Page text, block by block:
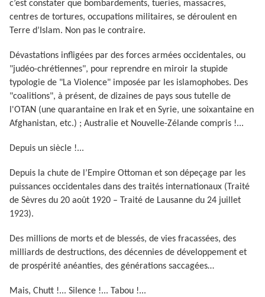
c’est constater que bombardements, tueries, massacres,
centres de tortures, occupations militaires, se déroulent en
Terre d’Islam. Non pas le contraire.
Dévastations infligées par des forces armées occidentales, ou
"judéo-chrétiennes", pour reprendre en miroir la stupide
typologie de "La Violence" imposée par les islamophobes. Des
"coalitions", à présent, de dizaines de pays sous tutelle de
l'OTAN (une quarantaine en Irak et en Syrie, une soixantaine en
Afghanistan, etc.) ; Australie et Nouvelle-Zélande compris !...
Depuis un siècle !...
Depuis la chute de l’Empire Ottoman et son dépeçage par les
puissances occidentales dans des traités internationaux (Traité
de Sèvres du 20 août 1920 – Traité de Lausanne du 24 juillet
1923).
Des millions de morts et de blessés, de vies fracassées, des
milliards de destructions, des décennies de développement et
de prospérité anéanties, des générations saccagées…
Mais, Chutt !... Silence !... Tabou !...